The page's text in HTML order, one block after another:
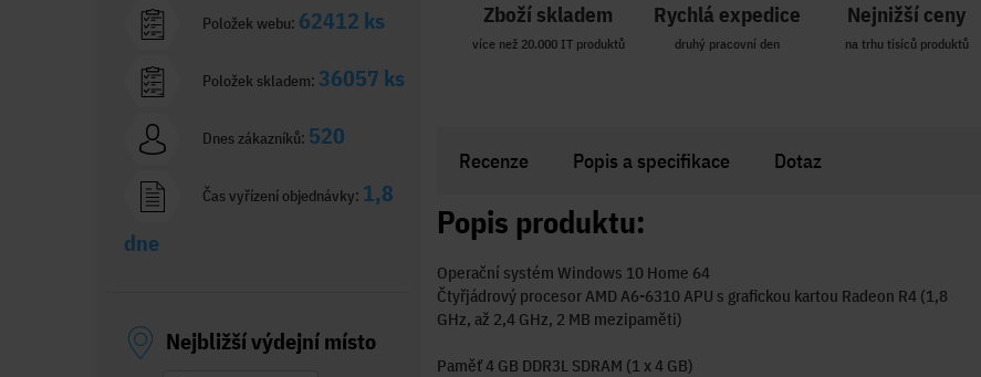
Zboží skladem
více než 20.000 IT produktů
Rychlá expedice
druhý pracovní den
Nejnižší ceny
na trhu tisíců produktů
Recenze Popis a specifikace Dotaz
Popis produktu:
Operační systém Windows 10 Home 64
Čtyřjádrový procesor AMD A6-6310 APU s grafickou kartou Radeon R4 (1,8
GHz, až 2,4 GHz, 2 MB mezipaměti)
Paměť 4 GB DDR3L SDRAM (1 x 4 GB)
Položek webu: 62412 ks
Položek skladem: 36057 ks
Dnes zákazníků: 520
Čas vyřízení objednávky: 1,8
dne
Nejbližší výdejní místo